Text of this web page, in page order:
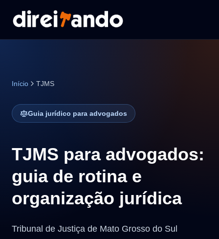
Início TJMS
Guia jurídico para advogados
TJMS para advogados:
guia de rotina e
organização jurídica
Tribunal de Justiça de Mato Grosso do Sul